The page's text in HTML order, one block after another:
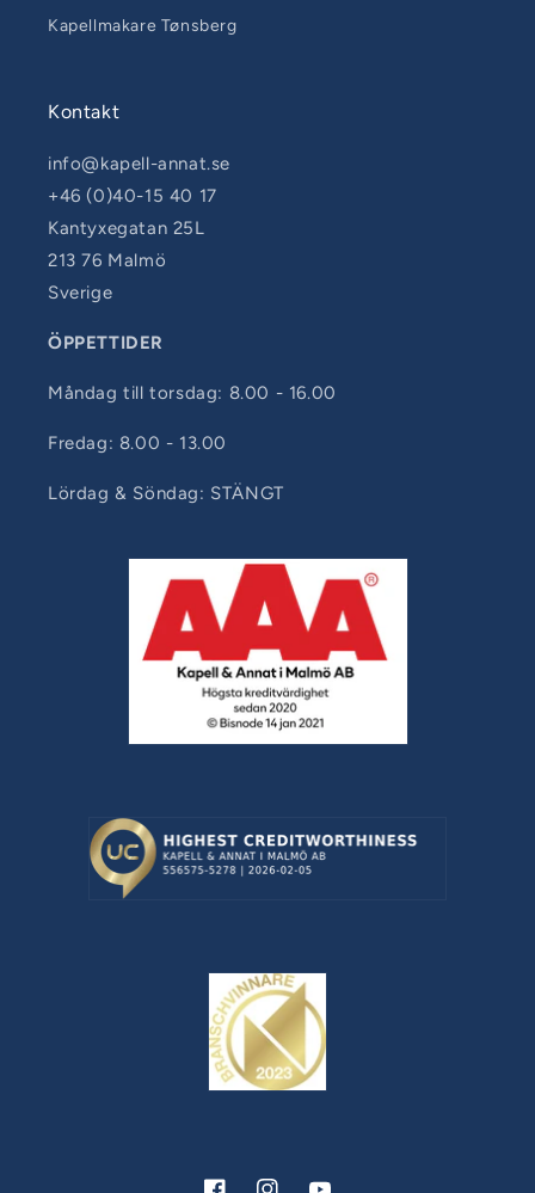
Kapellmakare Tønsberg
Kontakt
info@kapell-annat.se
+46 (0)40-15 40 17
Kantyxegatan 25L
213 76 Malmö
Sverige
ÖPPETTIDER
Måndag till torsdag: 8.00 - 16.00
Fredag: 8.00 - 13.00
Lördag & Söndag: STÄNGT